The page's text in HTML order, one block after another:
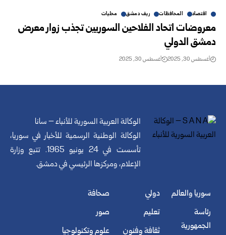
اقتصاد المحافظات ريف دمشق محليات
معروضات اتحاد الفلاحين السوريين تجذب زوار معرض
دمشق الدولي
أغسطس 30, 2025 أغسطس 30, 2025
الوكالة العربية السورية للأنباء – سانا
الوكالة الوطنية الرسمية للأخبار في سوريا،
تأسست في 24 يونيو 1965. تتبع وزارة
الإعلام، ومركزها الرئيسي في دمشق.
سوريا والعالم
رئاسة
الجمهورية
دولي
تعليم
ثقافة وفنون
صحافة
صور
علوم وتكنولوجيا